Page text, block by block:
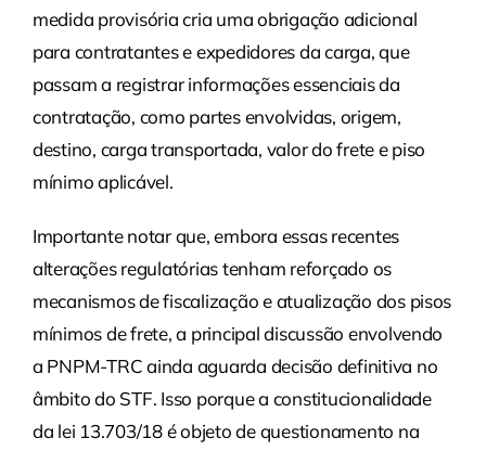
medida provisória cria uma obrigação adicional
para contratantes e expedidores da carga, que
passam a registrar informações essenciais da
contratação, como partes envolvidas, origem,
destino, carga transportada, valor do frete e piso
mínimo aplicável.
Importante notar que, embora essas recentes
alterações regulatórias tenham reforçado os
mecanismos de fiscalização e atualização dos pisos
mínimos de frete, a principal discussão envolvendo
a PNPM-TRC ainda aguarda decisão definitiva no
âmbito do STF. Isso porque a constitucionalidade
da lei 13.703/18 é objeto de questionamento na